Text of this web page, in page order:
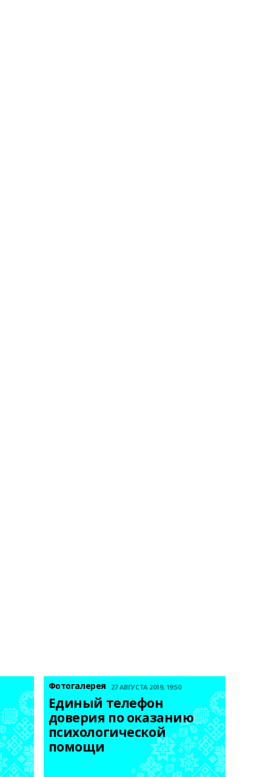
Фотогалерея 27 АВГУСТА 2019, 19:50
Единый телефон
доверия по оказанию
психологической
помощи